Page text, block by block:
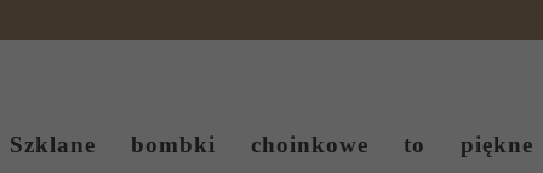
Szklane bombki choinkowe to piękne